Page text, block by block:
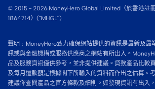
© 2015 - 2026 MoneyHero Global Limited（於香港註
1864714）(“MHGL”)
聲明﹕MoneyHero致力確保網站提供的資訊是最新及最
訊或與金融機構或服務供應商之網站有所出入。
品及服務資訊僅供參考，並非提供建議。貸款產品比較
及每月還款額是根據閣下所輸入的資料而作出之估算。
建議你查閱產品之官方條款及細則。如發現資訊有出入